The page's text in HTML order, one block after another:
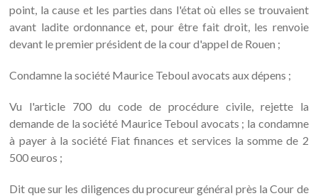
point, la cause et les parties dans l'état où elles se trouvaient
avant ladite ordonnance et, pour être fait droit, les renvoie
devant le premier président de la cour d'appel de Rouen ;
Condamne la société Maurice Teboul avocats aux dépens ;
Vu l'article 700 du code de procédure civile, rejette la
demande de la société Maurice Teboul avocats ; la condamne
à payer à la société Fiat finances et services la somme de 2
500 euros ;
Dit que sur les diligences du procureur général près la Cour de